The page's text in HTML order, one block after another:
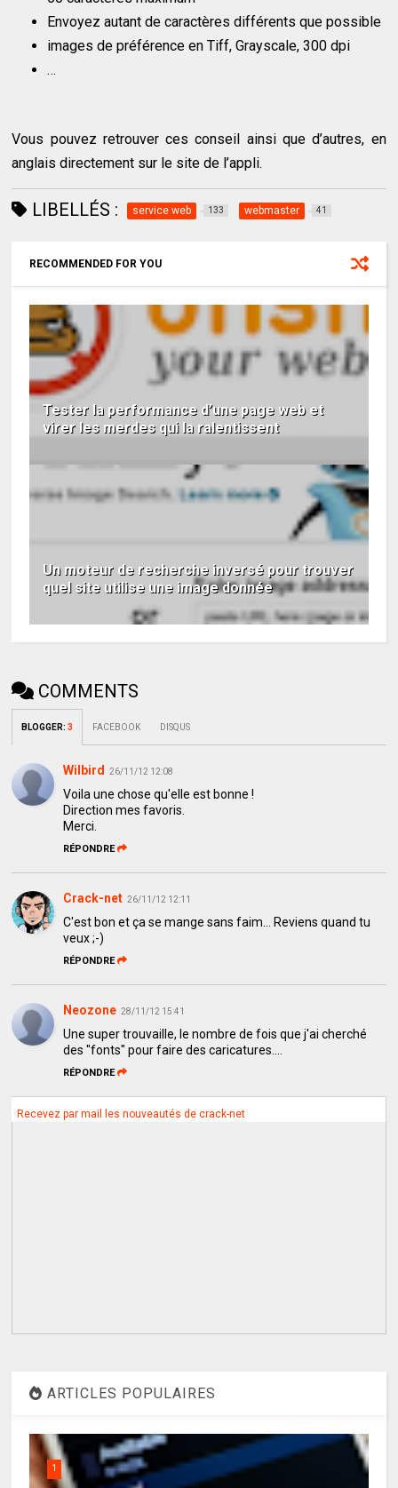
Envoyez autant de caractères différents que possible
images de préférence en Tiff, Grayscale, 300 dpi
…
Vous pouvez retrouver ces conseil ainsi que d’autres, en
anglais directement sur le site de l’appli.
LIBELLÉS : service web 133 webmaster 41
RECOMMENDED FOR YOU
Tester la performance d’une page web et
virer les merdes qui la ralentissent
Un moteur de recherche inversé pour trouver
quel site utilise une image donnée
COMMENTS
BLOGGER:3 FACEBOOK DISQUS
Wilbird 26/11/12 12:08
Voila une chose qu'elle est bonne !
Direction mes favoris.
Merci.
RÉPONDRE
Crack-net 26/11/12 12:11
C'est bon et ça se mange sans faim... Reviens quand tu
veux ;-)
RÉPONDRE
Neozone 28/11/12 15:41
Une super trouvaille, le nombre de fois que j'ai cherché
des "fonts" pour faire des caricatures....
RÉPONDRE
Recevez par mail les nouveautés de crack-net
ARTICLES POPULAIRES
1